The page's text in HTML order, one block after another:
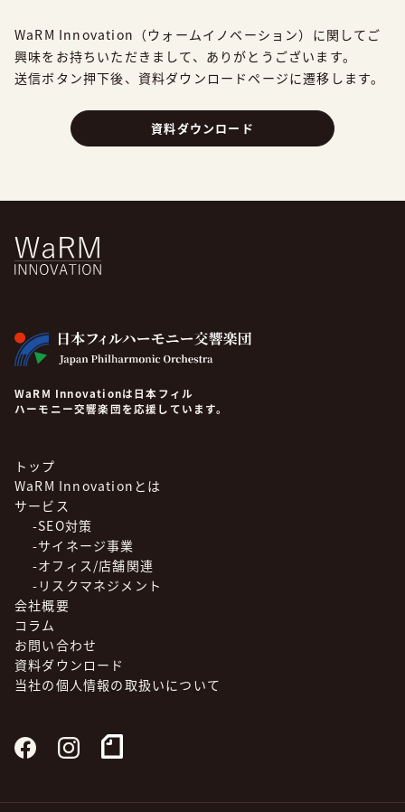
WaRM Innovation（ウォームイノベーション）に関してご
興味をお持ちいただきまして、 ありがとうございます。
送信ボタン押下後、資料ダウンロードページに遷移します。
資料ダウンロード
WaRM Innovationは日本フィル
ハーモニー交響楽団を応援しています。
トップ
WaRM Innovationとは
サービス
-SEO対策
-サイネージ事業
-オフィス/店舗関連
-リスクマネジメント
会社概要
コラム
お問い合わせ
資料ダウンロード
当社の個人情報の取扱いについて